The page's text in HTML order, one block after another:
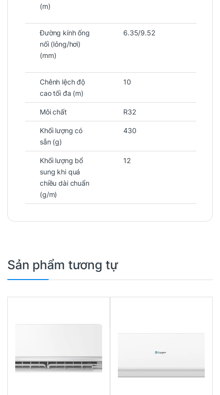
(m)
Đường kính ống
nối (lỏng/hơi)
(mm)
6.35/9.52
Chênh lệch độ
cao tối đa (m)
10
Môi chất R32
Khối lượng có
sẵn (g)
430
Khối lượng bổ
sung khi quá
chiều dài chuẩn
(g/m)
12
Sản phẩm tương tự